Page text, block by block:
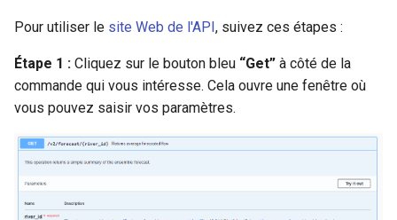
Pour utiliser le site Web de l'API, suivez ces étapes :
Étape 1 : Cliquez sur le bouton bleu “Get” à côté de la
commande qui vous intéresse. Cela ouvre une fenêtre où
vous pouvez saisir vos paramètres.